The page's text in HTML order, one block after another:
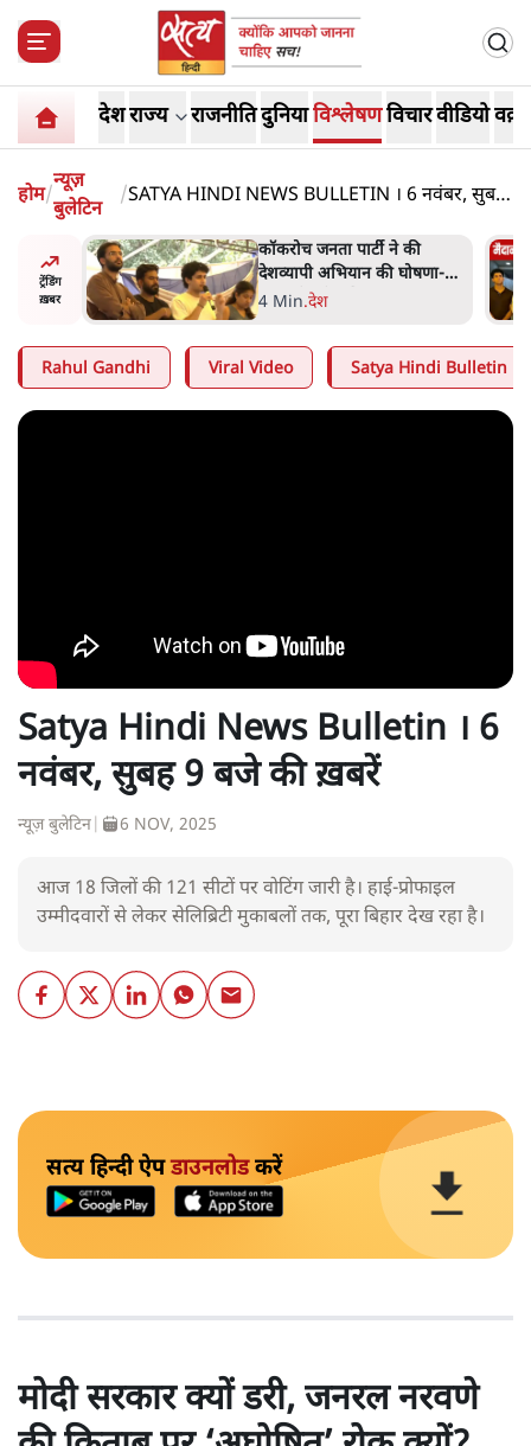
देशराज्य राजनीतिदुनियाविश्लेषणविचारवीडियो
होम/
न्यूज़
बुलेटिन
/SATYA HINDI NEWS BULLETIN । 6 नवंबर, सुबह
ट्रेंडिंग
ख़बर
ने
सोरेन का
कॉकरोच जनता पार्टी ने की
देशव्यापी अभियान की घोषणा-
'क्या बोलती पब्लिक'
4 Min.देश
Rahul Gandhi Viral Video Satya Hindi Bulletin
Satya Hindi News Bulletin । 6
नवंबर, सुबह 9 बजे की ख़बरें
न्यूज़ बुलेटिन 6 NOV, 2025
आज 18 जिलों की 121 सीटों पर वोटिंग जारी है। हाई-प्रोफाइल
उम्मीदवारों से लेकर सेलिब्रिटी मुकाबलों तक, पूरा बिहार देख रहा है।
सत्य हिन्दी ऐपडाउनलोडकरें
मोदी सरकार क्यों डरी, जनरल नरवणे